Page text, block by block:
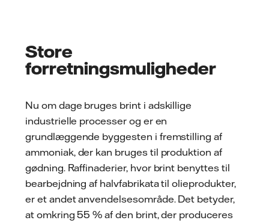
Store
forretningsmuligheder
Nu om dage bruges brint i adskillige
industrielle processer og er en
grundlæggende byggesten i fremstilling af
ammoniak, der kan bruges til produktion af
gødning. Raffinaderier, hvor brint benyttes til
bearbejdning af halvfabrikata til olieprodukter,
er et andet anvendelsesområde. Det betyder,
at omkring 55 % af den brint, der produceres